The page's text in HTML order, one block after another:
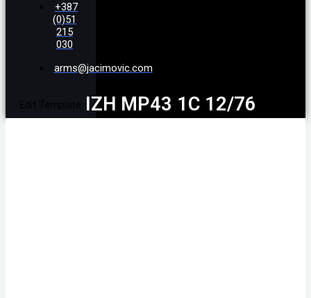
+387
(0)51
215
030
arms@jacimovic.com
Edit Template IZH MP43 1C 12/76